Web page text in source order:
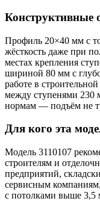
Конструктивные
Профиль 20×40 мм с
жёсткость даже при
местах крепления
шириной 80 мм с
работе в
между ступенями 230
нормам — подъём не
Для кого эта
Модель 3110107
строителям и
предприятий,
сервисным
с потолками выше 3,5